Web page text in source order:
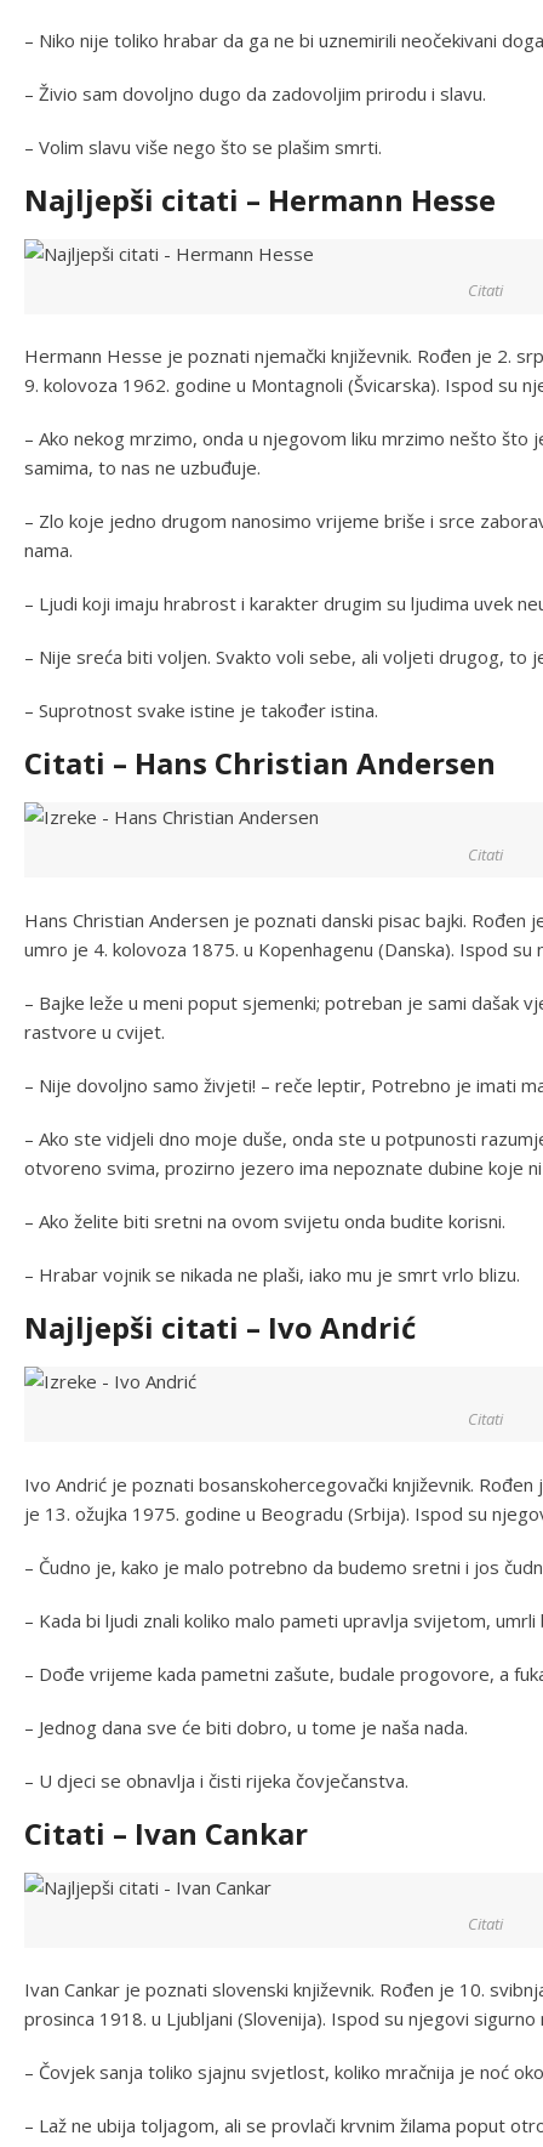
– Niko nije toliko hrabar da ga ne bi uznemirili neočekivani
– Živio sam dovoljno dugo da zadovoljim prirodu i slavu.
– Volim slavu više nego što se plašim smrti.
Najljepši citati – Hermann Hesse
Citati
Hermann Hesse je poznati njemački književnik. Rođen je 2.
9. kolovoza 1962. godine u Montagnoli (Švicarska). Ispod su
– Ako nekog mrzimo, onda u njegovom liku mrzimo nešto što
samima, to nas ne uzbuđuje.
– Zlo koje jedno drugom nanosimo vrijeme briše i srce
nama.
– Ljudi koji imaju hrabrost i karakter drugim su ljudima uvek
– Nije sreća biti voljen. Svakto voli sebe, ali voljeti drugog, to
– Suprotnost svake istine je također istina.
Citati – Hans Christian Andersen
Citati
Hans Christian Andersen je poznati danski pisac bajki. Rođen
umro je 4. kolovoza 1875. u Kopenhagenu (Danska). Ispod
– Bajke leže u meni poput sjemenki; potreban je sami dašak
rastvore u cvijet.
– Nije dovoljno samo živjeti! – reče leptir, Potrebno je imati
– Ako ste vidjeli dno moje duše, onda ste u potpunosti
otvoreno svima, prozirno jezero ima nepoznate dubine koje
– Ako želite biti sretni na ovom svijetu onda budite korisni.
– Hrabar vojnik se nikada ne plaši, iako mu je smrt vrlo blizu.
Najljepši citati – Ivo Andrić
Citati
Ivo Andrić je poznati bosanskohercegovački književnik.
je 13. ožujka 1975. godine u Beogradu (Srbija). Ispod su
– Čudno je, kako je malo potrebno da budemo sretni i jos
– Kada bi ljudi znali koliko malo pameti upravlja svijetom, umrli
– Dođe vrijeme kada pametni zašute, budale progovore, a
– Jednog dana sve će biti dobro, u tome je naša nada.
– U djeci se obnavlja i čisti rijeka čovječanstva.
Citati – Ivan Cankar
Citati
Ivan Cankar je poznati slovenski književnik. Rođen je 10.
prosinca 1918. u Ljubljani (Slovenija). Ispod su njegovi sigurno
– Čovjek sanja toliko sjajnu svjetlost, koliko mračnija je noć
– Laž ne ubija toljagom, ali se provlači krvnim žilama poput